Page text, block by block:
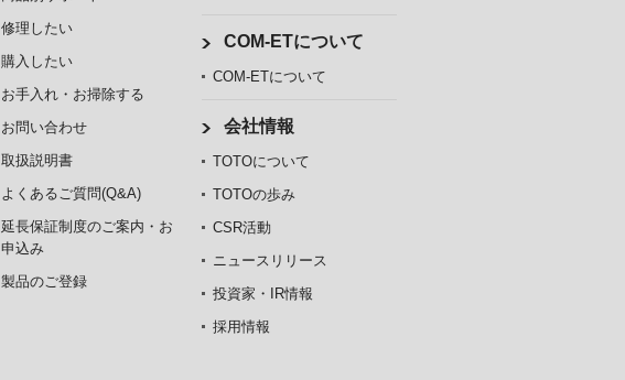
修理したい
購入したい
お手入れ・お掃除する
お問い合わせ
取扱説明書
よくあるご質問(Q&A)
延長保証制度のご案内・お
申込み
製品のご登録
COM-ETについて
COM-ETについて
会社情報
TOTOについて
TOTOの歩み
CSR活動
ニュースリリース
投資家・IR情報
採用情報